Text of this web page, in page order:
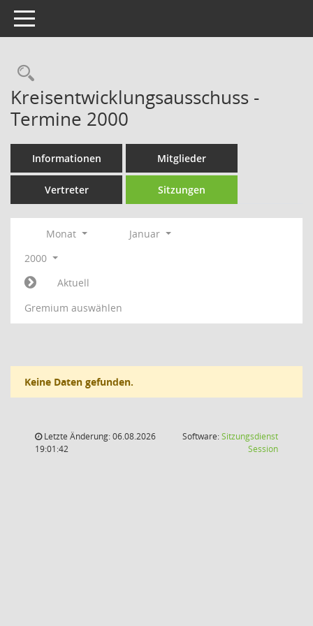
Toggle navigation
Rechercheauswahl
Kreisentwicklungsausschuss -
Termine 2000
Informationen Mitglieder
Vertreter Sitzungen
Monat
Januar
2000
Aktuell
Gremium auswählen
Keine Daten gefunden.
Letzte Änderung: 06.08.2026
19:01:42
Software:Sitzungsdienst
Session(Wird in